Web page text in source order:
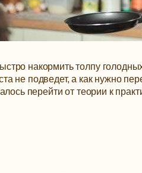
накормить толпу
не подведет, а как нужно
перейти от теории к